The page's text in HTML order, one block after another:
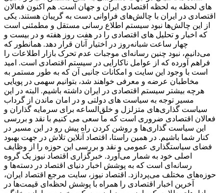
های لحظه به لحظه اقتصادی ایران و جهان است. هم اکنون فعالان
اقتصادی در ایران با چالش‌های فراوانی دست به گریبان هستند. یکی
از این چالش‌ها نبود سیستم اطلاع رسانی مستقل و مطمئنی است
که اخبار و تحلیل های اقتصادی را در هفت روز هفته و در بیست و
چهار ساعت شبانه‌روز در اختیار آنان قرار دهد. همانطور که
می‌دانیم، نبود چنین رسانه‌ای موجبات عدم تحرک بازار اطلاعات را
فراهم آورده که از عوامل ناکارایی در سیستم اقتصادی است. امید
است با وجود این سایت و امکانات جانبی آن که به طور مستمر به
مخاطبان عرضه و معرفی خواهند شد، بتوانیم سهمی در پویایی
هرچه بیشتر سیستم اقتصادی در ایران داشته باشیم. البته در این
مسیر توجه به سیاست های دولتی و در امان ماندن از گرداب
سیاست گذاری‌های متزلزل و خلق‌الساعه برای سرمایه گذاران و
فعالان اقتصادی ضروری است که ما سعی می کنیم با نقد و بررسی
این سیاست گذاری‌ها و روشن کردن راه پیش رو در این مسیر در
کنار شما باشیم. در همین راستا، اقتصاد آنلاین تلاش در جهت بهبود
فضای سیاستگذاری عمومی و نقد و بررسی این حوزه را از وظایف
اصلی خود به شمار می‌آورد. خبرگزاری اقتصاد نیوز یک گروه
رسانه‌ای است که به پوشش اخبار دنیای اقتصاد در دسته‌ها و
حوزه‌های مختلف می‌پردازد. اقتصاد نیوز، سایت مرجع اقتصاد ایران،
آخرین اخبار اقتصادی را همراه با پوشش لحظه‌ای قیمت‌ها در